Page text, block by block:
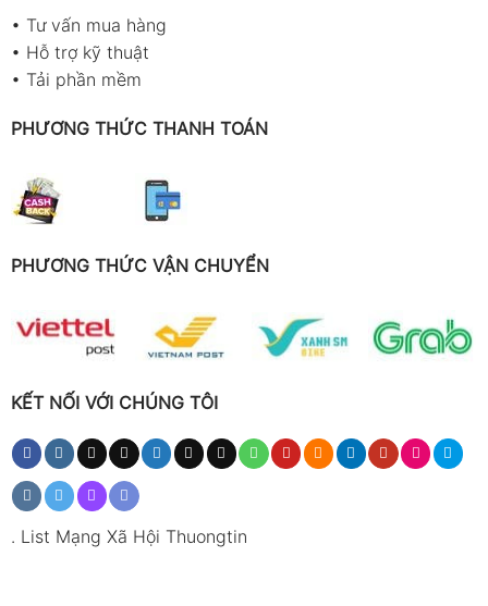
• Tư vấn mua hàng
• Hỗ trợ kỹ thuật
• Tải phần mềm
PHƯƠNG THỨC THANH TOÁN
PHƯƠNG THỨC VẬN CHUYỂN
KẾT NỐI VỚI CHÚNG TÔI
. List Mạng Xã Hội Thuongtin